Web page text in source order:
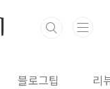
블로그팁 리